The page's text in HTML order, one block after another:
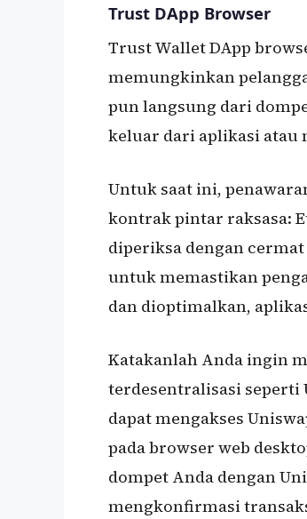
Trust DApp Browser
Trust Wallet DApp
memungkinkan
pun langsung dari
keluar dari aplikasi atau
Untuk saat ini,
kontrak pintar raksasa:
diperiksa dengan
untuk memastikan
dan dioptimalkan,
Katakanlah Anda ingin
terdesentralisasi seperti
dapat mengakses
pada browser web
dompet Anda dengan
mengkonfirmasi